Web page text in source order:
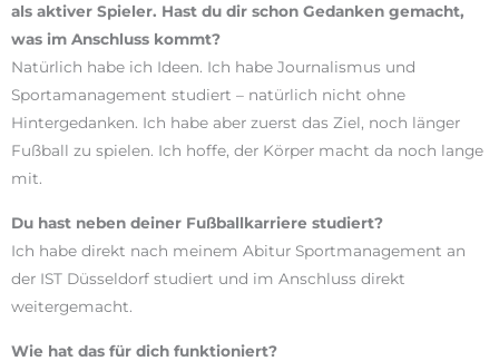
als aktiver Spieler. Hast du dir schon Gedanken gemacht,
was im Anschluss kommt?
Natürlich habe ich Ideen. Ich habe Journalismus und
Sportamanagement studiert – natürlich nicht ohne
Hintergedanken. Ich habe aber zuerst das Ziel, noch länger
Fußball zu spielen. Ich hoffe, der Körper macht da noch lange
mit.
Du hast neben deiner Fußballkarriere studiert?
Ich habe direkt nach meinem Abitur Sportmanagement an
der IST Düsseldorf studiert und im Anschluss direkt
weitergemacht.
Wie hat das für dich funktioniert?